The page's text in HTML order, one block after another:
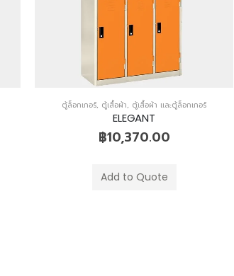
ตู้ล็อกเกอร์, ตู้เสื้อผ้า, ตู้เสื้อผ้า และตู้ล็อกเกอร์
ELEGANT
฿10,880.00
Add to Quote